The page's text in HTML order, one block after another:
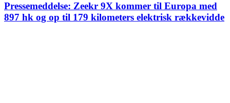
Pressemeddelse: Zeekr 9X kommer til Europa med
897 hk og op til 179 kilometers elektrisk rækkevidde